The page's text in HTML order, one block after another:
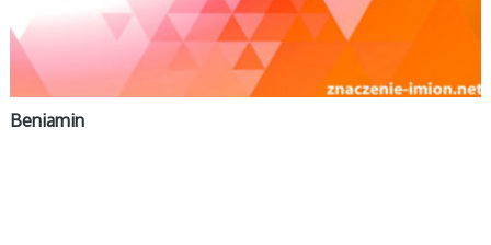
Beniamin